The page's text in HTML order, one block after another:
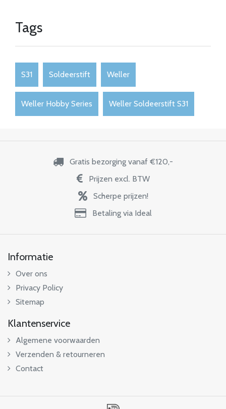
Tags
S31 Soldeerstift Weller
Weller Hobby Series Weller Soldeerstift S31
Gratis bezorging vanaf €120,-
Prijzen excl. BTW
Scherpe prijzen!
Betaling via Ideal
Informatie
Over ons
Privacy Policy
Sitemap
Klantenservice
Algemene voorwaarden
Verzenden & retourneren
Contact